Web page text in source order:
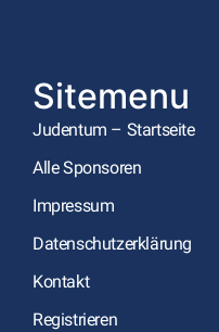
Sitemenu
Judentum – Startseite
Alle Sponsoren
Impressum
Datenschutzerklärung
Kontakt
Registrieren